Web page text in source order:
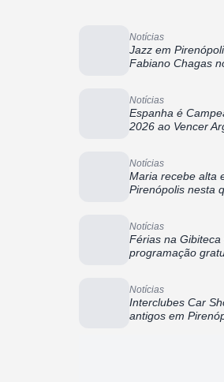
Notícias
Jazz em
Fabiano Chagas
Notícias
Espanha é
2026 ao Vencer
Notícias
Maria recebe alta
Pirenópolis nesta
Notícias
Férias na
programação
Notícias
Interclubes Car
antigos em